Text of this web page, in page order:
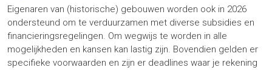
Eigenaren van (historische) gebouwen worden ook in 2026
ondersteund om te verduurzamen met diverse subsidies en
financieringsregelingen. Om wegwijs te worden in alle
mogelijkheden en kansen kan lastig zijn. Bovendien gelden er
specifieke voorwaarden en zijn er deadlines waar je rekening